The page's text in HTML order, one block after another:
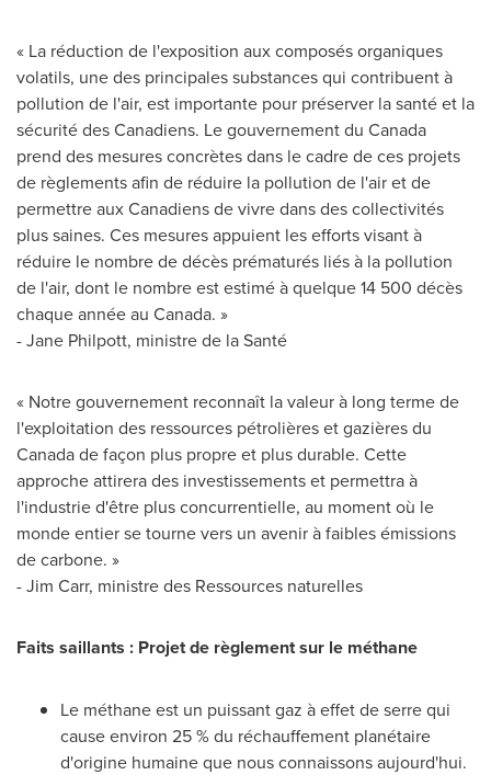
« La réduction de l'exposition aux composés organiques
volatils, une des principales substances qui contribuent à
pollution de l'air, est importante pour préserver la santé et la
sécurité des Canadiens. Le gouvernement du Canada
prend des mesures concrètes dans le cadre de ces projets
de règlements afin de réduire la pollution de l'air et de
permettre aux Canadiens de vivre dans des collectivités
plus saines. Ces mesures appuient les efforts visant à
réduire le nombre de décès prématurés liés à la pollution
de l'air, dont le nombre est estimé à quelque 14 500 décès
chaque année au Canada. »
-Jane Philpott, ministre de la Santé
« Notre gouvernement reconnaît la valeur à long terme de
l'exploitation des ressources pétrolières et gazières du
Canada de façon plus propre et plus durable. Cette
approche attirera des investissements et permettra à
l'industrie d'être plus concurrentielle, au moment où le
monde entier se tourne vers un avenir à faibles émissions
de carbone. »
-Jim Carr, ministre des Ressources naturelles
Faits saillants : Projet de règlement sur le méthane
Le méthane est un puissant gaz à effet de serre qui
cause environ 25 % du réchauffement planétaire
d'origine humaine que nous connaissons aujourd'hui.